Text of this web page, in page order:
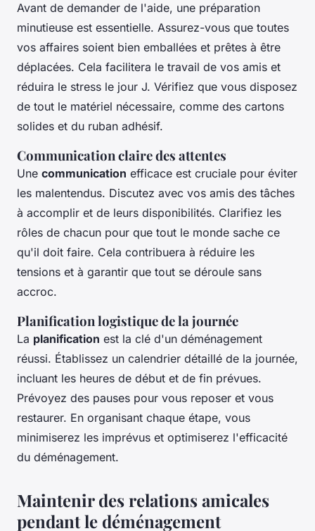
Avant de demander de l'aide, une préparation
minutieuse est essentielle. Assurez-vous que toutes
vos affaires soient bien emballées et prêtes à être
déplacées. Cela facilitera le travail de vos amis et
réduira le stress le jour J. Vérifiez que vous disposez
de tout le matériel nécessaire, comme des cartons
solides et du ruban adhésif.
Communication claire des attentes
Une communication efficace est cruciale pour éviter
les malentendus. Discutez avec vos amis des tâches
à accomplir et de leurs disponibilités. Clarifiez les
rôles de chacun pour que tout le monde sache ce
qu'il doit faire. Cela contribuera à réduire les
tensions et à garantir que tout se déroule sans
accroc.
Planification logistique de la journée
La planification est la clé d'un déménagement
réussi. Établissez un calendrier détaillé de la journée,
incluant les heures de début et de fin prévues.
Prévoyez des pauses pour vous reposer et vous
restaurer. En organisant chaque étape, vous
minimiserez les imprévus et optimiserez l'efficacité
du déménagement.
Maintenir des relations amicales
pendant le déménagement